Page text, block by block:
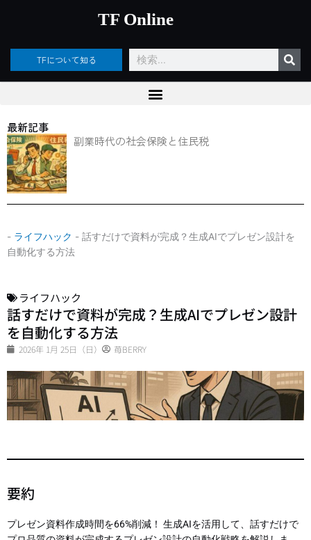
ッ
TF Online
TFについて知る
検
索
最新記事
副業時代の社会保険と住民税
- ライフハック - 話すだけで資料が完成？生成AIでプレゼン設計を
自動化する方法
ライフハック
話すだけで資料が完成？生成AIでプレゼン設計
を自動化する方法
2026年 1月 25日（日） 苺BERRY
要約
プレゼン資料作成時間を66%削減！ 生成AIを活用して、話すだけで